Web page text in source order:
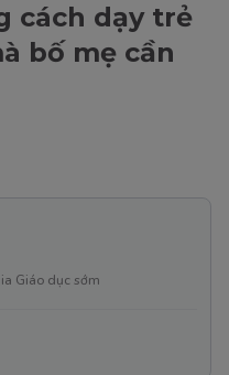
cách dạy trẻ
bố mẹ cần
Giáo dục sớm